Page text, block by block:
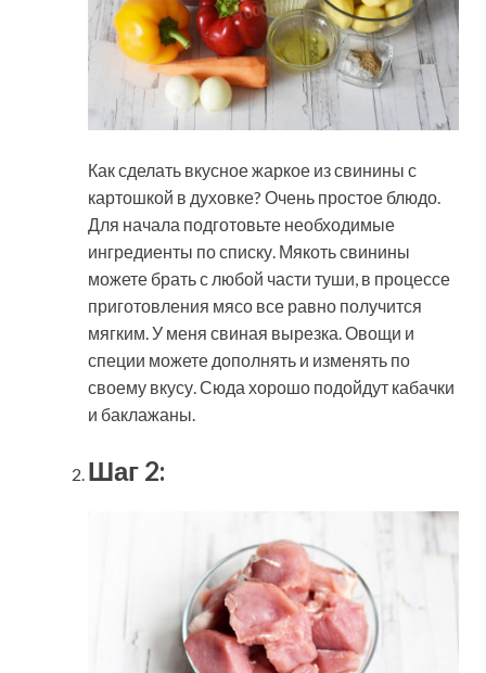
Как сделать вкусное жаркое из свинины с
картошкой в духовке? Очень простое блюдо.
Для начала подготовьте необходимые
ингредиенты по списку. Мякоть свинины
можете брать с любой части туши, в процессе
приготовления мясо все равно получится
мягким. У меня свиная вырезка. Овощи и
специи можете дополнять и изменять по
своему вкусу. Сюда хорошо подойдут кабачки
и баклажаны.
Шаг 2: